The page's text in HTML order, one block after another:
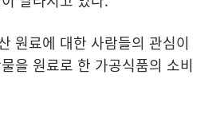
원료에 대한 사람들의 관심이
을 원료로 한 가공식품의 소비